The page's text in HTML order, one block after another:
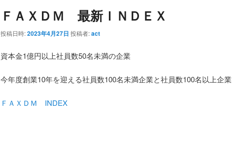
ＦＡＸＤＭ 最新ＩＮＤＥＸ
投稿日時:2023年4月27日 投稿者:act
資本金1億円以上社員数50名未満の企業
今年度創業10年を迎える社員数100名未満企業と社員数100名以上企業
ＦＡＸＤＭ INDEX